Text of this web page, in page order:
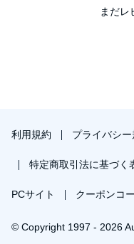
まだレ
利用規約 プライバシー
特定商取引法に基づく
PCサイト クーポンコ
© Copyright 1997 - 2026